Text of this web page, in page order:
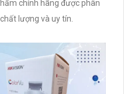
chính hãng được phân
lượng và uy tín.